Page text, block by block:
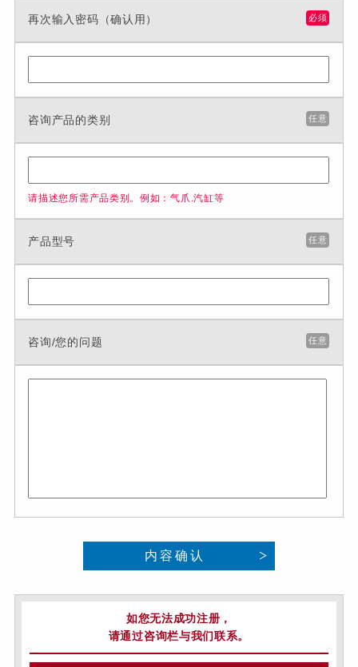
再次输入密码（确认用） 必须
咨询产品的类别 任意
请描述您所需产品类别。例如：气爪.汽缸等
产品型号 任意
咨询/您的问题 任意
内容确认
如您无法成功注册，
请通过咨询栏与我们联系。